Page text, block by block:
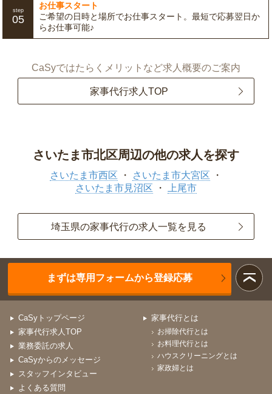
step
05
お仕事スタート
ご希望の日時と場所でお仕事スタート。最短で応募翌日か
らお仕事可能♪
CaSyではたらくメリットなど求人概要のご案内
家事代行求人TOP
さいたま市北区周辺の他の求人を探す
さいたま市西区
さいたま市大宮区
さいたま市見沼区
上尾市
埼玉県の家事代行の求人一覧を見る
まずは専用フォームから登録応募
CaSyトップページ
家事代行求人TOP
業務委託の求人
CaSyからのメッセージ
スタッフインタビュー
よくある質問
家事代行とは
お掃除代行とは
お料理代行とは
ハウスクリーニングとは
家政婦とは